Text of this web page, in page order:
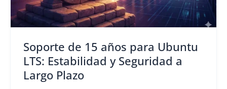
Soporte de 15 años para Ubuntu
LTS: Estabilidad y Seguridad a
Largo Plazo